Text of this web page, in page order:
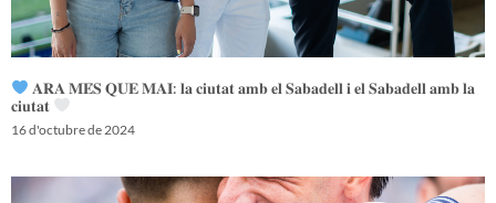
𝐀𝐑𝐀 𝐌𝐄́𝐒 𝐐𝐔𝐄 𝐌𝐀𝐈: 𝐥𝐚 𝐜𝐢𝐮𝐭𝐚𝐭 𝐚𝐦𝐛 𝐞𝐥 𝐒𝐚𝐛𝐚𝐝𝐞𝐥𝐥 𝐢 𝐞𝐥 𝐒𝐚𝐛𝐚𝐝𝐞𝐥𝐥 𝐚𝐦𝐛 𝐥𝐚
𝐜𝐢𝐮𝐭𝐚𝐭
16 d'octubre de 2024